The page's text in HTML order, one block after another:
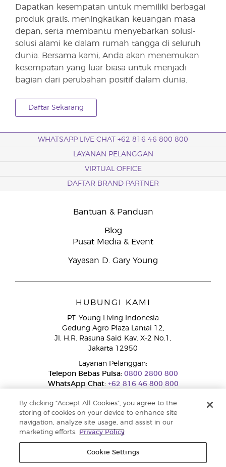
Dapatkan kesempatan untuk memiliki berbagai
produk gratis, meningkatkan keuangan masa
depan, serta membantu menyebarkan solusi-
solusi alami ke dalam rumah tangga di seluruh
dunia. Bersama kami, Anda akan menemukan
kesempatan yang luar biasa untuk menjadi
bagian dari perubahan positif dalam dunia.
Daftar Sekarang
WHATSAPP LIVE CHAT +62 816 46 800 800
LAYANAN PELANGGAN
VIRTUAL OFFICE
DAFTAR BRAND PARTNER
Bantuan & Panduan
Blog
Pusat Media & Event
Yayasan D. Gary Young
HUBUNGI KAMI
PT. Young Living Indonesia
Gedung Agro Plaza Lantai 12,
Jl. H.R. Rasuna Said Kav. X-2 No.1,
Jakarta 12950
Layanan Pelanggan:
Telepon Bebas Pulsa:0800 2800 800
WhatsApp Chat:+62 816 46 800 800
Layanan Pengaduan Konsumen
By clicking “Accept All Cookies”, you agree to the
storing of cookies on your device to enhance site
navigation, analyze site usage, and assist in our
marketing efforts.
Privacy Policy
Cookie Settings